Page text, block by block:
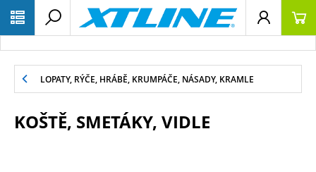
LOPATY, RÝČE, HRÁBĚ, KRUMPÁČE, NÁSADY, KRAMLE
KOŠTĚ, SMETÁKY, VIDLE